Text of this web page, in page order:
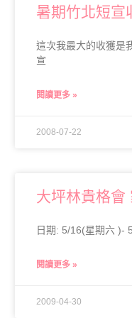
暑期竹北短宣
這次我最大的收獲是
宣
閱讀更多 »
2008-07-22
大坪林貴格會
日期: 5/16(星期六 )-
閱讀更多 »
2009-04-30